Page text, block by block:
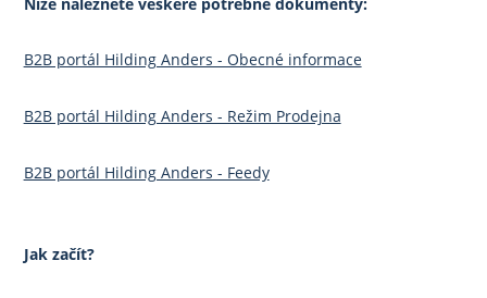
B2B portál Hilding Anders - Obecné informace
B2B portál Hilding Anders - Režim Prodejna
B2B portál Hilding Anders - Feedy
Jak začít?